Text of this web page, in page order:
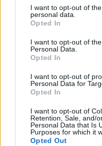
I want to opt-out of
personal data.
Opted In
I want to opt-out of
Personal Data.
Opted In
I want to opt-out of
Personal Data for
Opted In
I want to opt-out of
Retention, Sale, and/
Personal Data that Is
Purposes for which it
Opted Out
TI
La